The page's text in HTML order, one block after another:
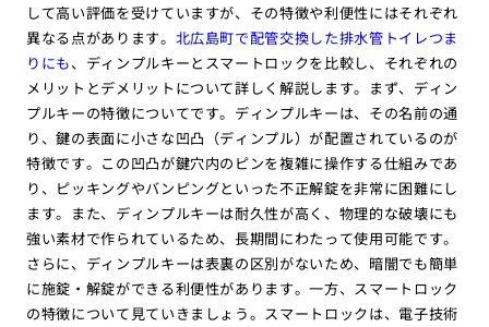
して高い評価を受けていますが、その特徴や利便性にはそれぞれ
異なる点があります。 北広島町で配管交換した排水管トイレつま
りにも、ディンプルキーとスマートロックを比較し、それぞれの
メリットとデメリットについて詳しく解説します。まず、ディン
プルキーの特徴についてです。ディンプルキーは、その名前の通
り、鍵の表面に小さな凹凸（ディンプル）が配置されているのが
特徴です。この凹凸が鍵穴内のピンを複雑に操作する仕組みであ
り、ピッキングやバンピングといった不正解錠を非常に困難にし
ます。また、ディンプルキーは耐久性が高く、物理的な破壊にも
強い素材で作られているため、長期間にわたって使用可能です。
さらに、ディンプルキーは表裏の区別がないため、暗闇でも簡単
に施錠・解錠ができる利便性があります。一方、スマートロック
の特徴について見ていきましょう。スマートロックは、電子技術